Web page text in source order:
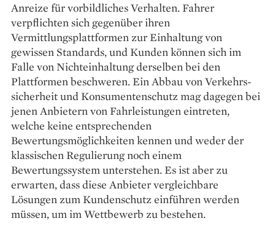
Anreize für vorbildliches Verhalten. Fahrer
verpflichten sich gegenüber ihren
Vermittlungsplattformen zur Einhaltung von
gewissen Standards, und Kunden können sich im
Falle von Nichteinhaltung derselben bei den
Plattformen beschweren. Ein Abbau von Verkehrs­
sicherheit und Konsumentenschutz mag dagegen bei
jenen Anbietern von Fahrleistungen eintreten,
welche keine entsprechenden
Bewertungsmöglichkeiten kennen und weder der
klassischen Regulierung noch einem
Bewertungssystem unterstehen. Es ist aber zu
erwarten, dass diese Anbieter vergleichbare
Lösungen zum Kundenschutz einführen werden
müssen, um im Wettbewerb zu bestehen.